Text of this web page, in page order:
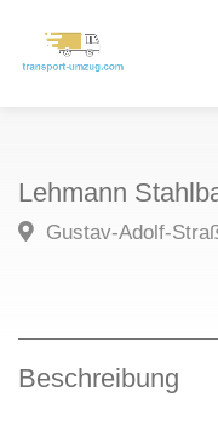
Lehmann
Gustav-Adolf-
Beschreibung